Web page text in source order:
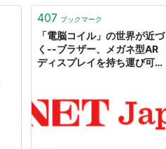
407 ブックマーク
「電脳コイル」の世界が近づ
く--ブラザー、メガネ型AR
ディスプレイを持ち運び可能